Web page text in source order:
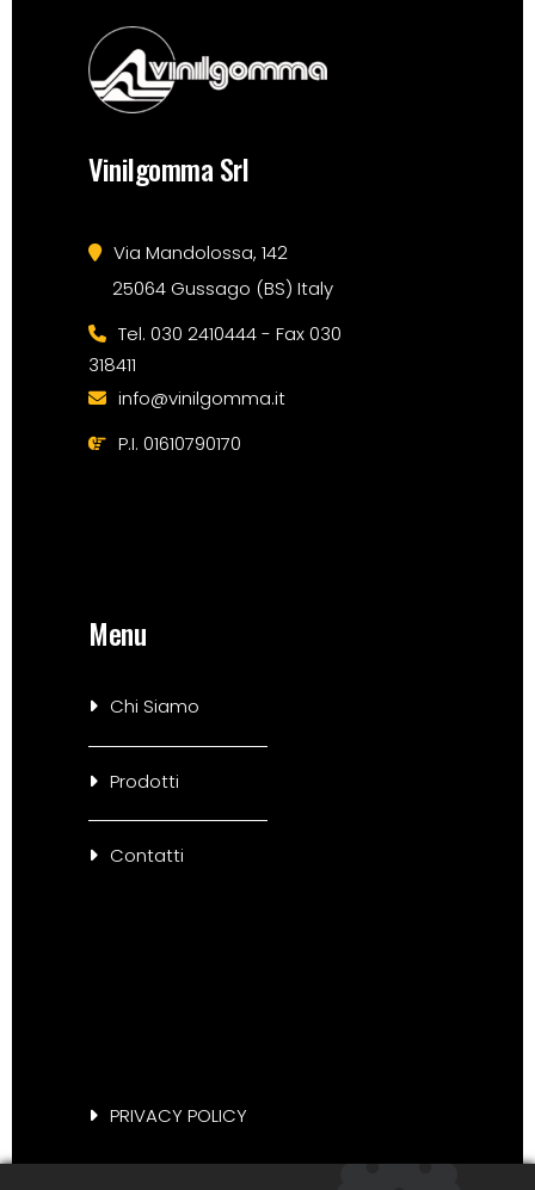
Vinilgomma Srl
Via Mandolossa, 142
25064 Gussago (BS) Italy
Tel. 030 2410444 - Fax 030
318411
info@vinilgomma.it
P.I. 01610790170
Menu
Chi Siamo
Prodotti
Contatti
PRIVACY POLICY